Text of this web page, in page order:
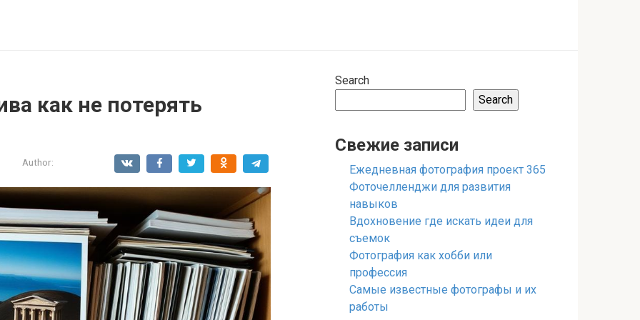
как не потерять
Author:
Search
Search
Свежие записи
Ежедневная фотография проект 365
Фоточелленджи для развития
навыков
Вдохновение где искать идеи для
съемок
Фотография как хобби или
профессия
Самые известные фотографы и их
работы